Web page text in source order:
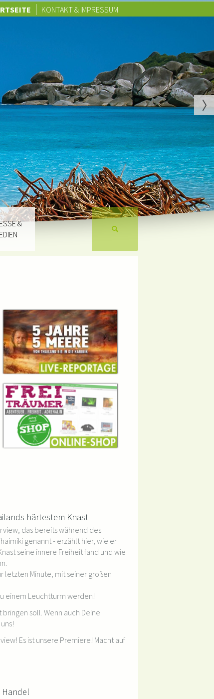
KONTAKT & IMPRESSUM
&
härtestem Knast
das bereits während des
genannt - erzählt hier, wie er
seine innere Freiheit fand und wie
letzten Minute, mit seiner großen
einem Leuchtturm werden!
bringen soll. Wenn auch Deine
Es ist unsere Premiere! Macht auf
Handel